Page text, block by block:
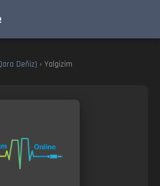
Deñiz) › Yalgizim